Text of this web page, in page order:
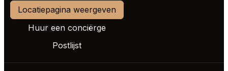
Locatiepagina weergeven
Huur een conciërge
Postlijst